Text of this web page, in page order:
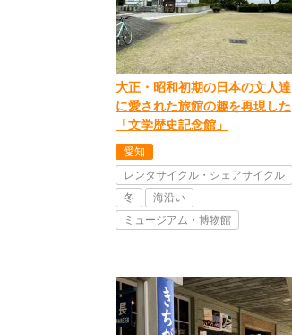
大正・昭和初期の日本の文人達
に愛された旅館の趣を再現した
「文学歴史記念館」
愛知
レンタサイクル・シェアサイクル
冬
海沿い
ミュージアム・博物館